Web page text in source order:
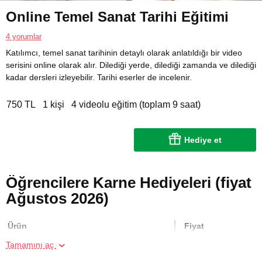
Online Temel Sanat Tarihi Eğitimi
4 yorumlar
Katılımcı, temel sanat tarihinin detaylı olarak anlatıldığı bir video
serisini online olarak alır. Dilediği yerde, dilediği zamanda ve dilediği
kadar dersleri izleyebilir. Tarihi eserler de incelenir.
750 TL 1 kişi 4 videolu eğitim (toplam 9 saat)
Hediye et
Öğrencilere Karne Hediyeleri (fiyat
Ağustos 2026)
Ürün Fiyat
Tamamını aç